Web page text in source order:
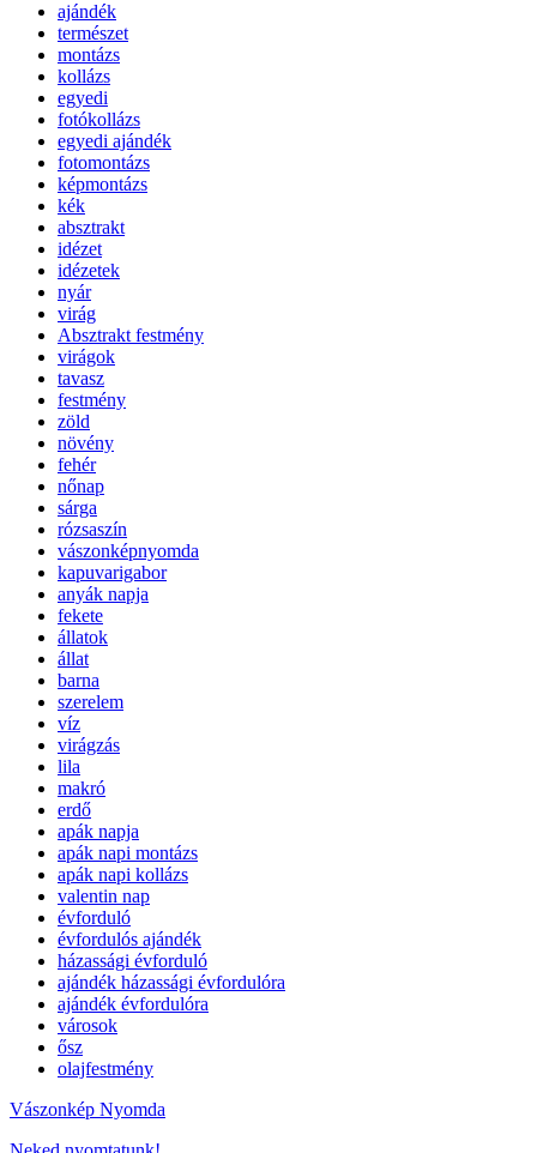
ajándék
természet
montázs
kollázs
egyedi
fotókollázs
egyedi ajándék
fotomontázs
képmontázs
kék
absztrakt
idézet
idézetek
nyár
virág
Absztrakt festmény
virágok
tavasz
festmény
zöld
növény
fehér
nőnap
sárga
rózsaszín
vászonképnyomda
kapuvarigabor
anyák napja
fekete
állatok
állat
barna
szerelem
víz
virágzás
lila
makró
erdő
apák napja
apák napi montázs
apák napi kollázs
valentin nap
évforduló
évfordulós ajándék
házassági évforduló
ajándék házassági évfordulóra
ajándék évfordulóra
városok
ősz
olajfestmény
Vászonkép Nyomda